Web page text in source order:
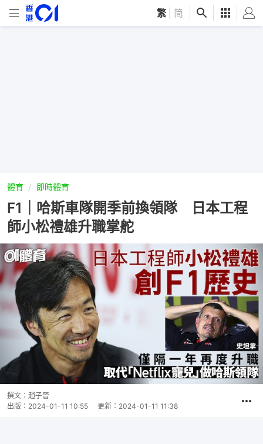
繁 简
體育 即時體育
F1｜哈斯車隊開季前換領隊 日本工程
師小松禮雄升職掌舵
撰文： 趙子晉
出版： 2024-01-11 10:55 更新： 2024-01-11 11:38